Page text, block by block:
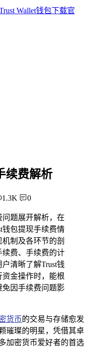
续费解析
1.3K 0
问题展开解析，在
钱包提现手续费情
制及各环节的剖
费、手续费的计
清晰了解Trust钱
金操作时，能根
因手续费问题影
货币的交易与存储愈发
璀璨的明星，凭借其卓
加密货币爱好者的首选